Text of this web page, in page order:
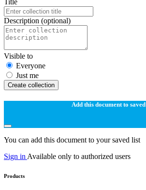
Description (optional)
Visible to
Everyone
Just me
Create collection
Add this document to saved
You can add this document to your saved list
Sign in Available only to authorized users
Products